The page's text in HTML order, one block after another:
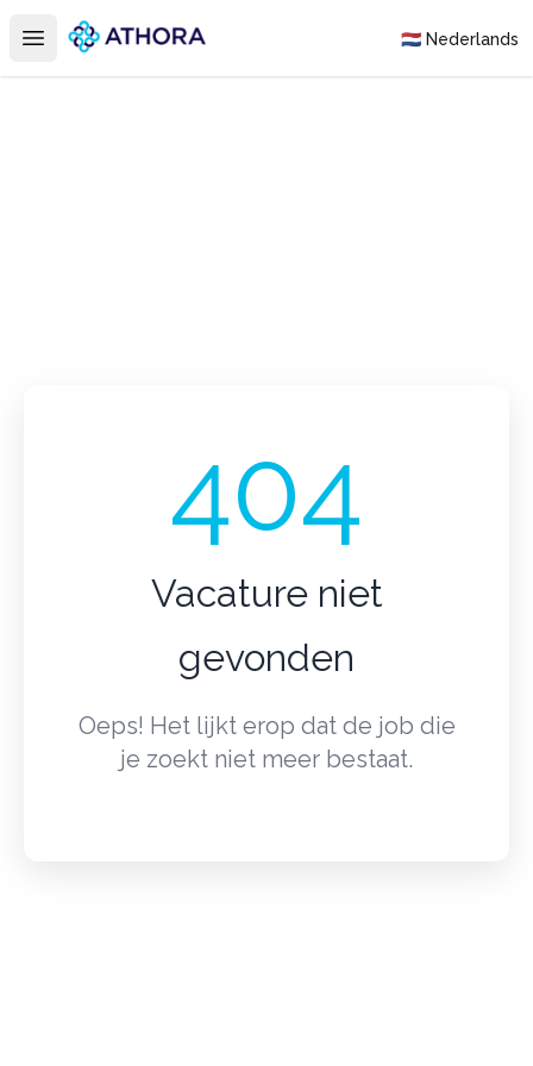
Open main menu
Athora 🇳🇱 Nederlands
404
Vacature niet
gevonden
Oeps! Het lijkt erop dat de job die
je zoekt niet meer bestaat.